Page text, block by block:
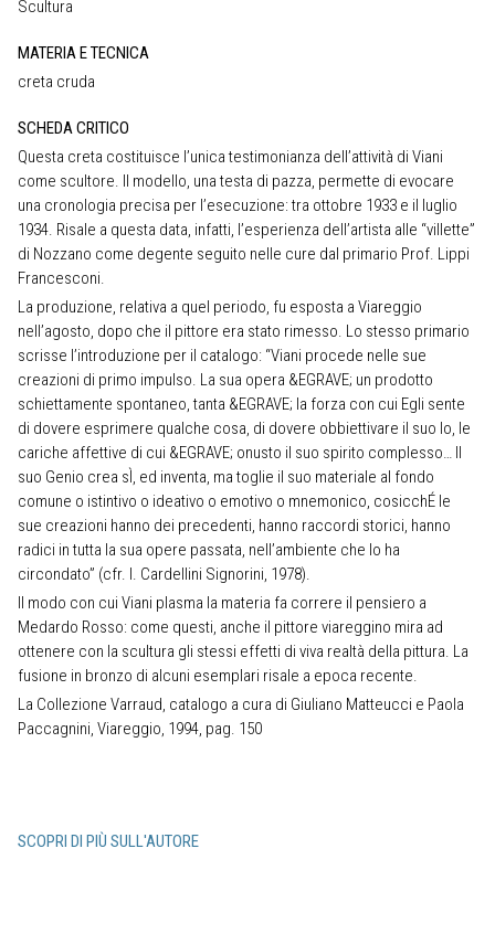
Scultura
MATERIA E TECNICA
creta cruda
SCHEDA CRITICO
Questa creta costituisce l’unica testimonianza dell’attività di Viani
come scultore. Il modello, una testa di pazza, permette di evocare
una cronologia precisa per l’esecuzione: tra ottobre 1933 e il luglio
1934. Risale a questa data, infatti, l’esperienza dell’artista alle “villette”
di Nozzano come degente seguito nelle cure dal primario Prof. Lippi
Francesconi.
La produzione, relativa a quel periodo, fu esposta a Viareggio
nell’agosto, dopo che il pittore era stato rimesso. Lo stesso primario
scrisse l’introduzione per il catalogo: “Viani procede nelle sue
creazioni di primo impulso. La sua opera &EGRAVE; un prodotto
schiettamente spontaneo, tanta &EGRAVE; la forza con cui Egli sente
di dovere esprimere qualche cosa, di dovere obbiettivare il suo Io, le
cariche affettive di cui &EGRAVE; onusto il suo spirito complesso… Il
suo Genio crea sÌ, ed inventa, ma toglie il suo materiale al fondo
comune o istintivo o ideativo o emotivo o mnemonico, cosicchÉ le
sue creazioni hanno dei precedenti, hanno raccordi storici, hanno
radici in tutta la sua opere passata, nell’ambiente che lo ha
circondato” (cfr. I. Cardellini Signorini, 1978).
Il modo con cui Viani plasma la materia fa correre il pensiero a
Medardo Rosso: come questi, anche il pittore viareggino mira ad
ottenere con la scultura gli stessi effetti di viva realtà della pittura. La
fusione in bronzo di alcuni esemplari risale a epoca recente.
La Collezione Varraud, catalogo a cura di Giuliano Matteucci e Paola
Paccagnini, Viareggio, 1994, pag. 150
SCOPRI DI PIÙ SULL'AUTORE